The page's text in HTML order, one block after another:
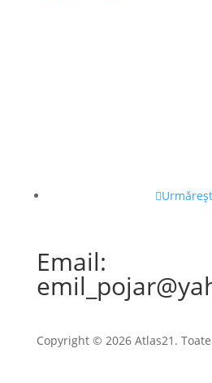
Email:
Copyright © 2026 Atlas21.